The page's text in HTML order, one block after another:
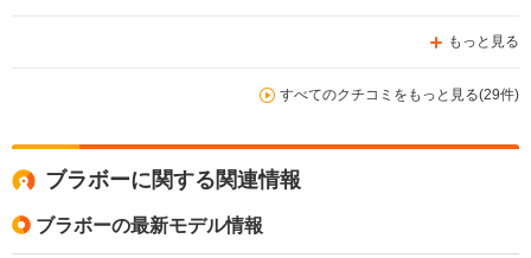
もっと見る
すべてのクチコミをもっと見る(29件)
ブラボーに関する関連情報
ブラボーの最新モデル情報